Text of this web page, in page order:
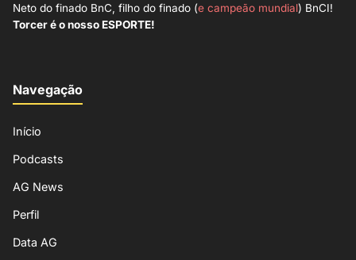
Neto do finado BnC, filho do finado (e campeão mundial) BnCI!
Torcer é o nosso ESPORTE!
Navegação
Início
Podcasts
AG News
Perfil
Data AG